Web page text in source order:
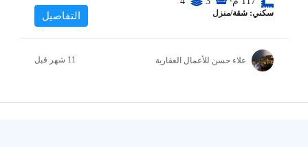
سكني: شقة/منزل التفاصيل
علاء حسن للأعمال العقارية